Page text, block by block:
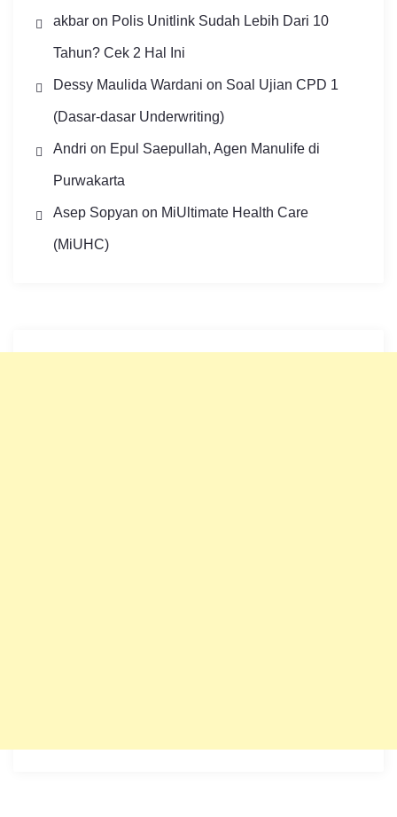
akbaron Polis Unitlink Sudah Lebih Dari 10
Tahun? Cek 2 Hal Ini
Dessy Maulida Wardani on Soal Ujian CPD 1
(Dasar-dasar Underwriting)
Andri on Epul Saepullah, Agen Manulife di
Purwakarta
Asep Sopyan on MiUltimate Health Care
(MiUHC)